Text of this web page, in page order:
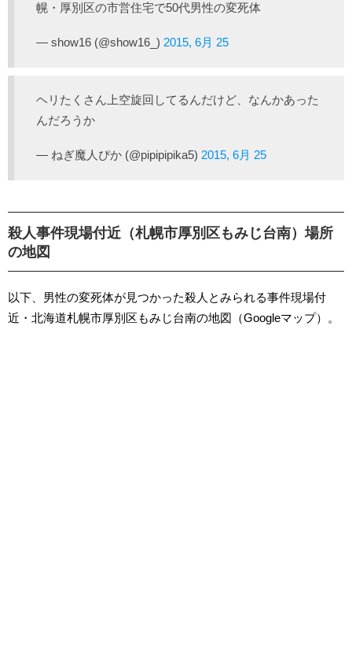
幌・厚別区の市営住宅で50代男性の変死体
— show16 (@show16_) 2015, 6月 25
ヘリたくさん上空旋回してるんだけど、なんかあった
んだろうか
— ねぎ魔人ぴか (@pipipipika5) 2015, 6月 25
殺人事件現場付近（札幌市厚別区もみじ台南）場所
の地図
以下、男性の変死体が見つかった殺人とみられる事件現場付
近・北海道札幌市厚別区もみじ台南の地図（Googleマップ）。